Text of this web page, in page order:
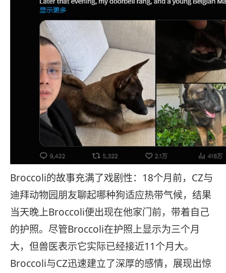
Broccoli的故事充满了戏剧性：18个月前，CZ与
迪拜动物园朋友聊起哪种狗适应热带气候，结果
当天晚上Broccoli便出现在他家门前，带着自己
的护照。尽管Broccoli在护照上显示为三个月
大，但兽医表示它实际已经接近11个月大。
Broccoli与CZ迅速建立了深厚的感情，展现出惊